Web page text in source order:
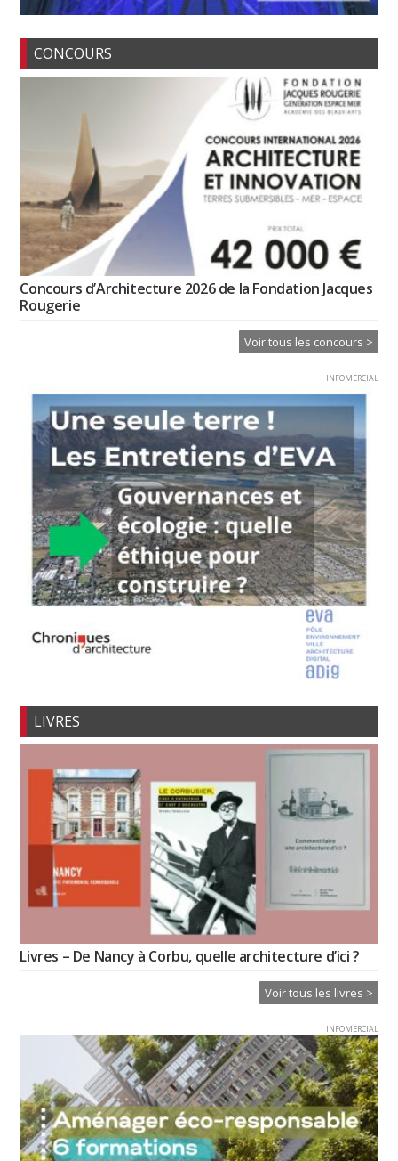
CONCOURS
Concours d’Architecture 2026 de la Fondation Jacques
Rougerie
Voir tous les concours >
INFOMERCIAL
LIVRES
Livres – De Nancy à Corbu, quelle architecture d’ici ?
Voir tous les livres >
INFOMERCIAL